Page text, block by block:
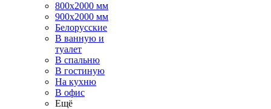
800х2000 мм
900х2000 мм
Белорусские
В ванную и
туалет
В спальню
В гостиную
На кухню
В офис
Ещё